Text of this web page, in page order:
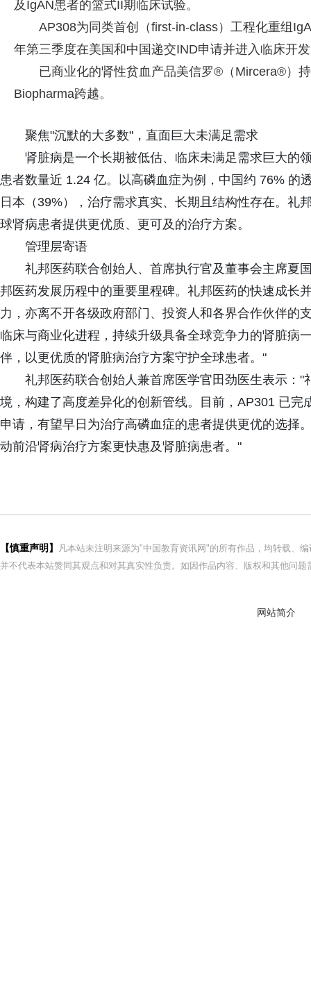
及IgAN患者的篮式II期临床试验。
AP308为同类首创（first-in-class）工程化重组
年第三季度在美国和中国递交IND申请并进入临床开
已商业化的肾性贫血产品美信罗®（Mircera®）
Biopharma跨越。
聚焦"沉默的大多数"，直面巨大未满足需求
肾脏病是一个长期被低估、临床未满足需求巨大的
患者数量近 1.24 亿。以高磷血症为例，中国约 76% 的
日本（39%），治疗需求真实、长期且结构性存在。礼
球肾病患者提供更优质、更可及的治疗方案。
管理层寄语
礼邦医药联合创始人、首席执行官及董事会主席夏
邦医药发展历程中的重要里程碑。礼邦医药的快速成长
力，亦离不开各级政府部门、投资人和各界合作伙伴的
临床与商业化进程，持续升级具备全球竞争力的肾脏病
伴，以更优质的肾脏病治疗方案守护全球患者。"
礼邦医药联合创始人兼首席医学官田劲医生表示：
境，构建了高度差异化的创新管线。目前，AP301 已
申请，有望早日为治疗高磷血症的患者提供更优的选择
动前沿肾病治疗方案更快惠及肾脏病患者。"
【慎重声明】
凡本站未注明来源为"中国教育资讯网"的所有作品，均转载、
并不代表本站赞同其观点和对其真实性负责。如因作品内容、版权和其他问
网站简介